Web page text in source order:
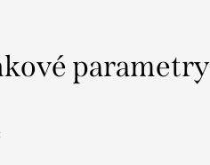
parametry